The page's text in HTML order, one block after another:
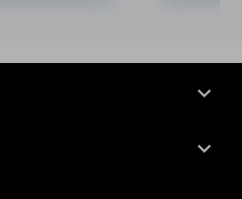

